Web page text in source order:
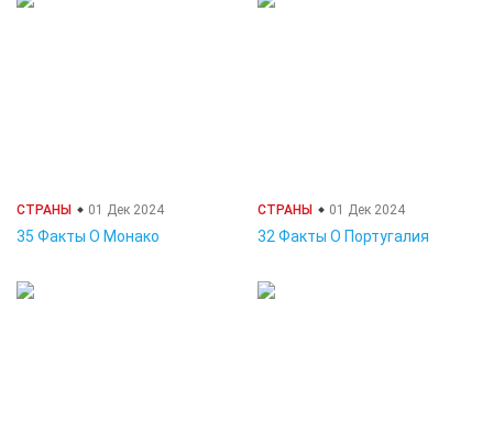
СТРАНЫ 01 Дек 2024
35 Факты О Монако
СТРАНЫ 01 Дек 2024
32 Факты О Португалия